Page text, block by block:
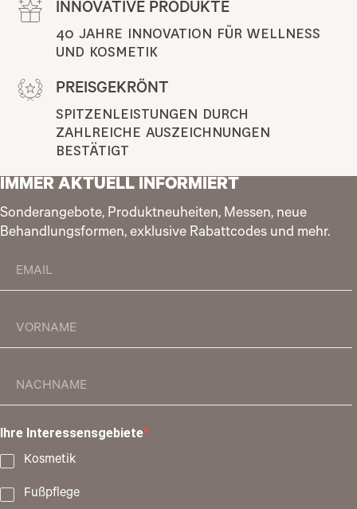
INNOVATIVE PRODUKTE
40 JAHRE INNOVATION FÜR WELLNESS
UND KOSMETIK
PREISGEKRÖNT
SPITZENLEISTUNGEN DURCH
ZAHLREICHE AUSZEICHNUNGEN
BESTÄTIGT
IMMER AKTUELL INFORMIERT
Sonderangebote, Produktneuheiten, Messen, neue
Behandlungsformen, exklusive Rabattcodes und mehr.
Ihre Interessensgebiete
Kosmetik
Fußpflege